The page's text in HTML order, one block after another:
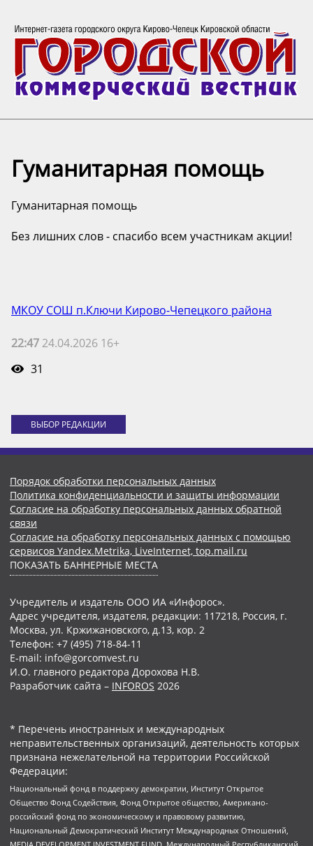
Гуманитарная помощь
Гуманитарная помощь
Без лишних слов - спасибо всем участникам акции!
МКОУ СОШ п.Ключи Кирово-Чепецкого района
22:47 24.04.2026 16+
31
ВЫБОР РЕДАКЦИИ
Порядок обработки персональных данных
Политика конфиденциальности и защиты информации
Согласие на обработку персональных данных обратной
связи
Согласие на обработку персональных данных с помощью
сервисов Yandex.Metrika, LiveInternet, top.mail.ru
ПОКАЗАТЬ БАННЕРНЫЕ МЕСТА
Учредитель и издатель ООО ИА «Инфорос».
Адрес учредителя, издателя, редакции: 117218, Россия, г.
Москва, ул. Кржижановского, д.13, кор. 2
Телефон: +7 (495) 718-84-11
E-mail: info@gorcomvest.ru
И.О. главного редактора Дорохова Н.В.
Разработчик сайта – INFOROS 2026
* Перечень иностранных и международных
неправительственных организаций, деятельность которых
признана нежелательной на территории Российской
Федерации:
Национальный фонд в поддержку демократии, Институт Открытое
Общество Фонд Содействия, Фонд Открытое общество, Американо-
российский фонд по экономическому и правовому развитию,
Национальный Демократический Институт Международных Отношений,